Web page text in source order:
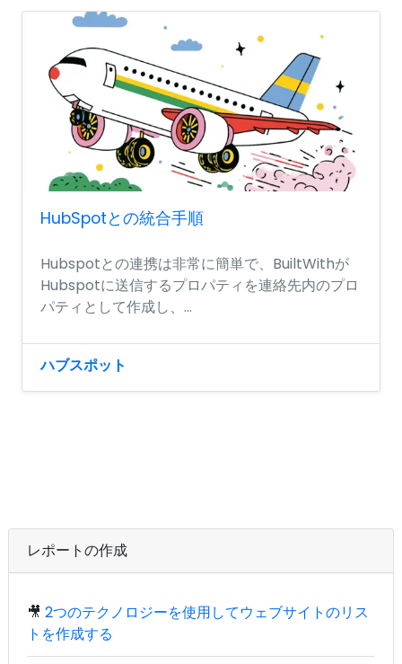
HubSpotとの統合手順
Hubspotとの連携は非常に簡単で、BuiltWithが
Hubspotに送信するプロパティを連絡先内のプロ
パティとして作成し、...
ハブスポット
レポートの作成
🎥 2つのテクノロジーを使用してウェブサイトのリス
トを作成する